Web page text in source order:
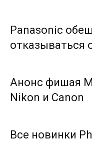
Panasonic
отказываться
Анонс фишая
Nikon и Canon
Все новинки